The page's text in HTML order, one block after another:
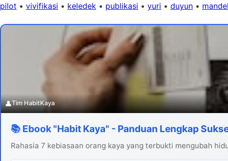
pilot • vivifikasi • keledek • publikasi • yuri • duyun •
👤Tim HabitKaya
📚 Ebook "Habit Kaya" - Panduan Lengkap
Rahasia 7 kebiasaan orang kaya yang terbukti mengubah